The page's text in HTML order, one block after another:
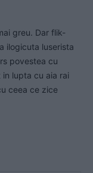
greu. Dar flik-
ilogicuta luserista
povestea cu
lupta cu aia rai
ceea ce zice